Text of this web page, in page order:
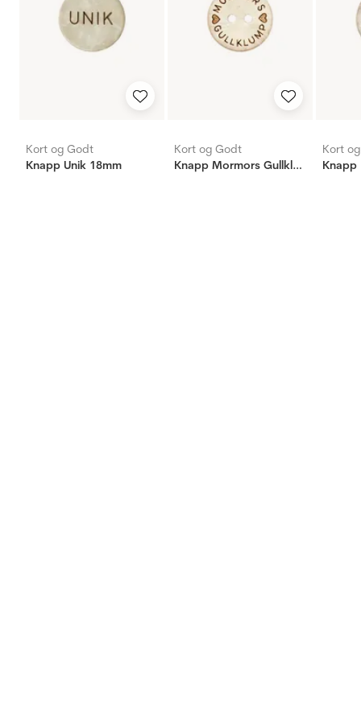
Kort og Godt
Knapp Unik 18mm
Kort og Godt
Knapp Mormors Gullklump 18mm
Kort
Knapp